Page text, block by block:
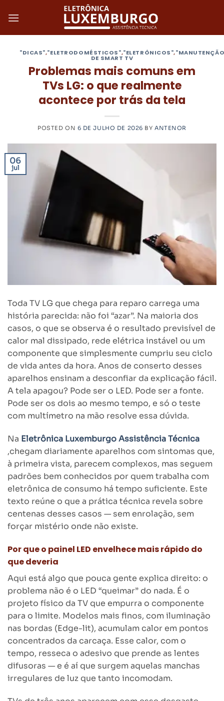
"DICAS","ELETRODOMÉSTICOS","ELETRÔNICOS",
DE SMART TV
Problemas mais comuns em
TVs LG: o que realmente
acontece por trás da tela
POSTED ON 6 DE JULHO DE 2026 BYANTENOR
06
jul
Toda TV LG que chega para reparo carrega uma
história parecida: não foi “azar”. Na maioria dos
casos, o que se observa é o resultado previsível de
calor mal dissipado, rede elétrica instável ou um
componente que simplesmente cumpriu seu ciclo
de vida antes da hora. Anos de conserto desses
aparelhos ensinam a desconfiar da explicação fácil.
A tela apagou? Pode ser o LED. Pode ser a fonte.
Pode ser os dois ao mesmo tempo, e só o teste
com multímetro na mão resolve essa dúvida.
Na Eletrônica Luxemburgo Assistência Técnica
,chegam diariamente aparelhos com sintomas que,
à primeira vista, parecem complexos, mas seguem
padrões bem conhecidos por quem trabalha com
eletrônica de consumo há tempo suficiente. Este
texto reúne o que a prática técnica revela sobre
centenas desses casos — sem enrolação, sem
forçar mistério onde não existe.
Por que o painel LED envelhece mais rápido do
que deveria
Aqui está algo que pouca gente explica direito: o
problema não é o LED “queimar” do nada. É o
projeto físico da TV que empurra o componente
para o limite. Modelos mais finos, com iluminação
nas bordas (Edge-lit), acumulam calor em pontos
concentrados da carcaça. Esse calor, com o
tempo, resseca o adesivo que prende as lentes
difusoras — e é aí que surgem aquelas manchas
irregulares de luz que tanto incomodam.